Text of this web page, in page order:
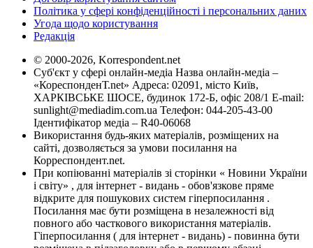
Політика у сфері конфіденційності і персональних даних
Угода щодо користування
Редакція
© 2000-2026, Korrespondent.net
Суб'єкт у сфері онлайн-медіа Назва онлайн-медіа –
«КореспонденТ.net» Адреса: 02091, місто Київ,
ХАРКІВСЬКЕ ШОСЕ, будинок 172-Б, офіс 208/1 E-mail:
sunlight@mediadim.com.ua Телефон: 044-205-43-00
Ідентифікатор медіа – R40-06068
Використання будь-яких матеріалів, розміщених на
сайті, дозволяється за умови посилання на
Корреспондент.net.
При копіюванні матеріалів зі сторінки « Новини України
і світу» , для інтернет - видань - обов'язкове пряме
відкрите для пошукових систем гіперпосилання .
Посилання має бути розміщена в незалежності від
повного або часткового використання матеріалів.
Гіперпосилання ( для інтернет - видань) - повинна бути